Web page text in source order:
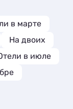
в марте
На двоих
в июле